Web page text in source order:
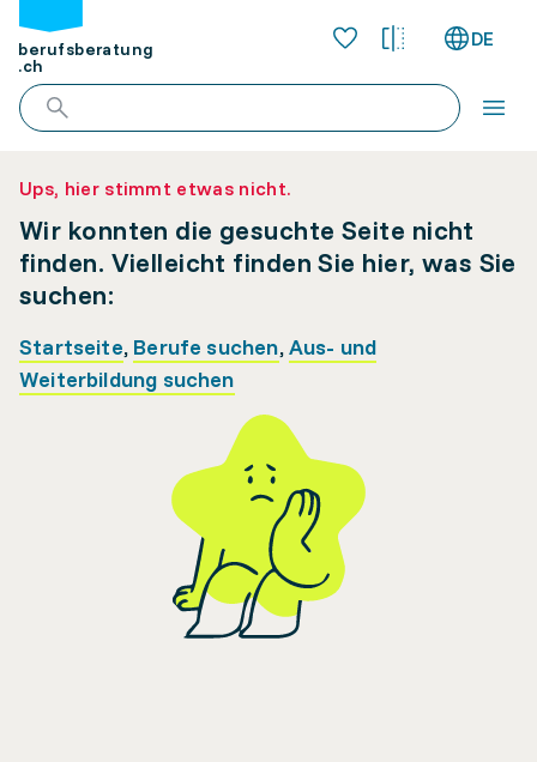
berufsberatung
.ch
DE
Ups, hier stimmt etwas nicht.
Wir konnten die gesuchte Seite nicht
finden. Vielleicht finden Sie hier, was Sie
suchen:
Startseite, Berufe suchen,Aus- und
Weiterbildung suchen